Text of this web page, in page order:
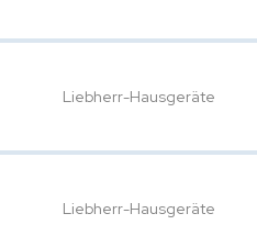
Liebherr-Hausgeräte
Liebherr-Hausgeräte